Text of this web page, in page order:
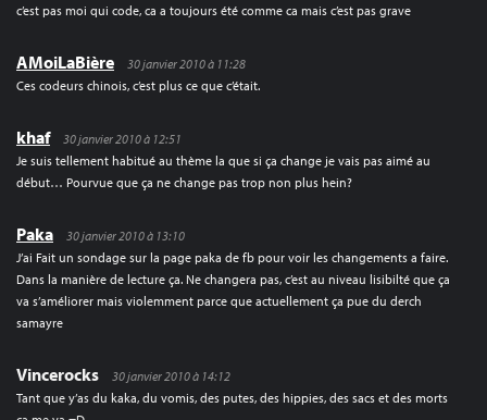
c’est pas moi qui code, ca a toujours été comme ca mais c’est pas grave
AMoiLaBière
30 janvier 2010 à 11:28
Ces codeurs chinois, c’est plus ce que c’était.
khaf
30 janvier 2010 à 12:51
Je suis tellement habitué au thème la que si ça change je vais pas aimé au
début… Pourvue que ça ne change pas trop non plus hein?
Paka
30 janvier 2010 à 13:10
J’ai Fait un sondage sur la page paka de fb pour voir les changements a faire.
Dans la manière de lecture ça. Ne changera pas, c’est au niveau lisibilté que ça
va s’améliorer mais violemment parce que actuellement ça pue du derch
samayre
Vincerocks
30 janvier 2010 à 14:12
Tant que y’as du kaka, du vomis, des putes, des hippies, des sacs et des morts